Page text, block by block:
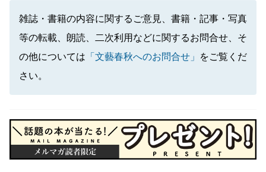
雑誌・書籍の内容に関するご意見、書籍・記事・写真
等の転載、朗読、二次利用などに関するお問合せ、そ
の他については 「文藝春秋へのお問合せ」
をご覧くだ
さい。